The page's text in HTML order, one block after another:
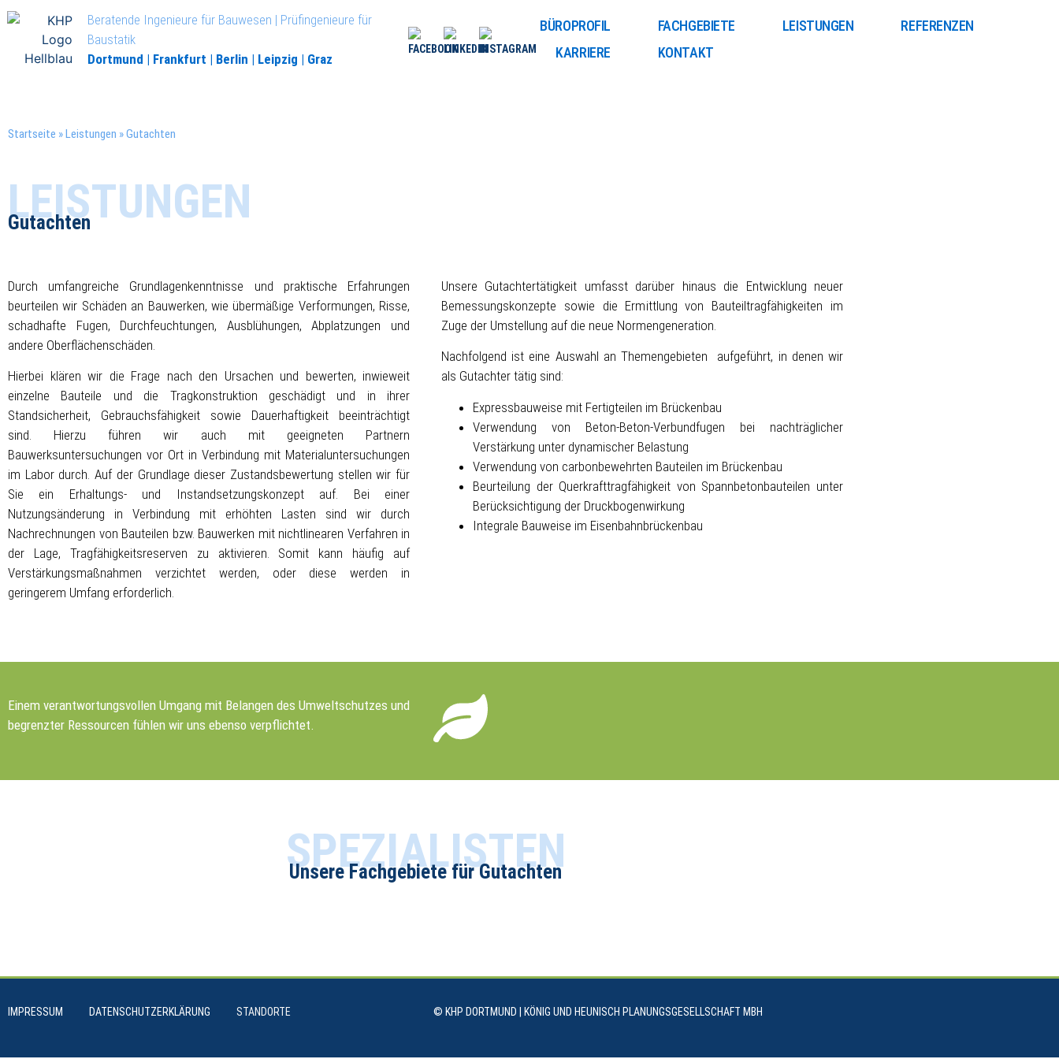
Beratende Ingenieure für Bauwesen | Prüfingenieure für
Baustatik
Dortmund | Frankfurt | Berlin | Leipzig | Graz
BÜROPROFIL FACHGEBIETE LEISTUNGEN
REFERENZEN
KARRIERE
KONTAKT
Startseite »Leistungen »Gutachten
LEISTUNGEN
Gutachten
Durch umfangreiche Grundlagenkenntnisse und praktische Erfahrungen
beurteilen wir Schäden an Bauwerken, wie übermäßige Verformungen, Risse,
schadhafte Fugen, Durchfeuchtungen, Ausblühungen, Abplatzungen und
andere Oberflächenschäden.
Hierbei klären wir die Frage nach den Ursachen und bewerten, inwieweit
einzelne Bauteile und die Tragkonstruktion geschädigt und in ihrer
Standsicherheit, Gebrauchsfähigkeit sowie Dauerhaftigkeit beeinträchtigt
sind. Hierzu führen wir auch mit geeigneten Partnern
Bauwerksuntersuchungen vor Ort in Verbindung mit Materialuntersuchungen
im Labor durch. Auf der Grundlage dieser Zustandsbewertung stellen wir für
Sie ein Erhaltungs- und Instandsetzungskonzept auf. Bei einer
Nutzungsänderung in Verbindung mit erhöhten Lasten sind wir durch
Nachrechnungen von Bauteilen bzw. Bauwerken mit nichtlinearen Verfahren in
der Lage, Tragfähigkeitsreserven zu aktivieren. Somit kann häufig auf
Verstärkungsmaßnahmen verzichtet werden, oder diese werden in
geringerem Umfang erforderlich.
Unsere Gutachtertätigkeit umfasst darüber hinaus die Entwicklung neuer
Bemessungskonzepte sowie die Ermittlung von Bauteiltragfähigkeiten im
Zuge der Umstellung auf die neue Normengeneration.
Nachfolgend ist eine Auswahl an Themengebieten aufgeführt, in denen wir
als Gutachter tätig sind:
Expressbauweise mit Fertigteilen im Brückenbau
Verwendung von Beton-Beton-Verbundfugen bei nachträglicher
Verstärkung unter dynamischer Belastung
Verwendung von carbonbewehrten Bauteilen im Brückenbau
Beurteilung der Querkrafttragfähigkeit von Spannbetonbauteilen unter
Berücksichtigung der Druckbogenwirkung
Integrale Bauweise im Eisenbahnbrückenbau
Einem verantwortungsvollen Umgang mit Belangen des Umweltschutzes und
begrenz­ter Ressourcen fühlen wir uns ebenso verpflichtet.
SPEZIALISTEN
Unsere Fachgebiete für Gutachten
IMPRESSUM DATENSCHUTZERKLÄRUNG STANDORTE © KHP DORTMUND | KÖNIG UND HEUNISCH PLANUNGSGESELLSCHAFT MBH